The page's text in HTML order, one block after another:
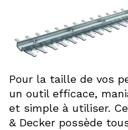
Pour la taille de vos
un outil efficace,
et simple à utiliser.
& Decker possède